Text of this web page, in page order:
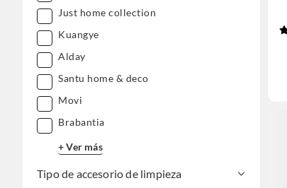
Just home collection
Kuangye
Alday
Santu home & deco
Movi
Brabantia
+ Ver más
Tipo de accesorio de limpieza